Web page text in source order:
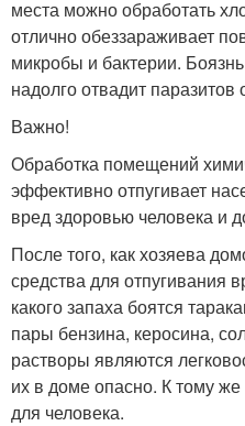
места можно обработать
отлично обеззараживает
микробы и бактерии.
надолго отвадит
Важно!
Обработка помещений
эффективно отпугивает
вред здоровью человека
После того, как хозяева
средства для отпугивания
какого запаха боятся
пары бензина, керосина,
растворы являются
их в доме опасно. К тому
для человека.